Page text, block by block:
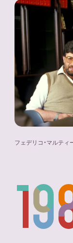
フェデリコ・マルティ